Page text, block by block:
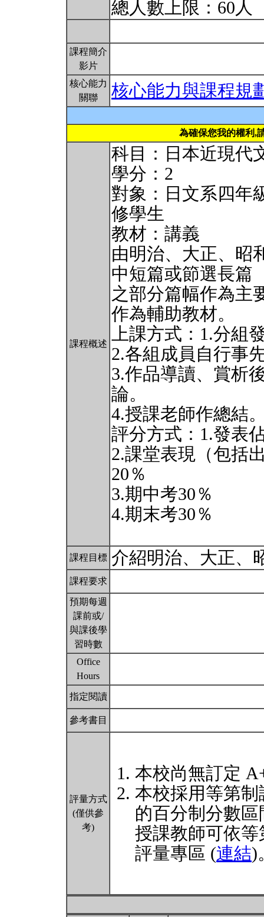
總人數上限：60人
課程簡介
影片
核心能力
關聯
核心能力與課程規
為確保您我的權利,
課程概述
科目：日本近現代
學分：2
對象：日文系四年
修學生
教材：講義
由明治、大正、昭
中短篇或節選長篇
之部分篇幅作為主
作為輔助教材。
上課方式：1.分組
2.各組成員自行事
3.作品導讀、賞析
論。
4.授課老師作總結
評分方式：1.發表
2.課堂表現（包括
20％
3.期中考30％
4.期末考30％
課程目標 介紹明治、大正、
課程要求
預期每週
課前或/
與課後學
習時數
Office
Hours
指定閱讀
參考書目
評量方式
(僅供參
考)
本校尚無訂定
本校採用等第
的百分制分數
授課教師可依
評量專區 (連結)